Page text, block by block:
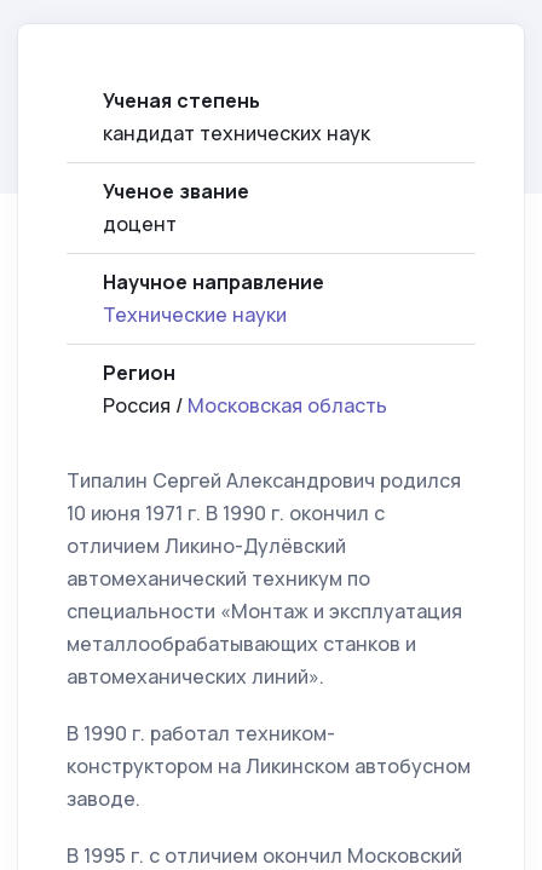
Ученая степень
кандидат технических наук
Ученое звание
доцент
Научное направление
Технические науки
Регион
Россия / Московская область
Типалин Сергей Александрович родился
10 июня 1971 г. В 1990 г. окончил с
отличием Ликино-Дулёвский
автомеханический техникум по
специальности «Монтаж и эксплуатация
металлообрабатывающих станков и
автомеханических линий».
В 1990 г. работал техником-
конструктором на Ликинском автобусном
заводе.
В 1995 г. с отличием окончил Московский